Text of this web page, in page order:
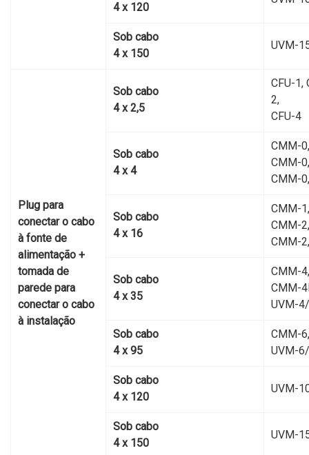
4 х 120
Sob cabo
4 х 150
UVM-
Plug para
conectar o cabo
à fonte de
alimentação +
tomada de
parede para
conectar o cabo
à instalação
Sob cabo
4 х 2,5
CFU-1,
2,
CFU-4
Sob cabo
4 х 4
CMM-
CMM-
CMM-
Sob cabo
4 х 16
CMM-1,
CMM-
CMM-
Sob cabo
4 х 35
CMM-4,
CMM-
UVM-
Sob cabo
4 х 95
CMM-6,
UVM-
Sob cabo
4 х 120
UVM-
Sob cabo
4 х 150
UVM-